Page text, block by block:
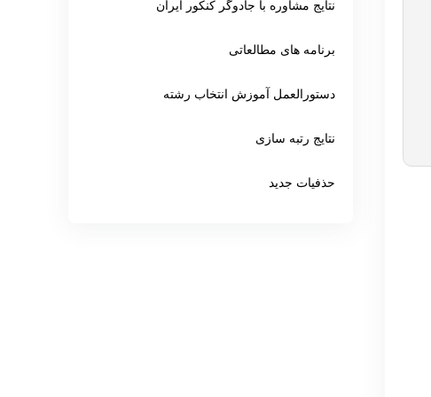
نتایج مشاوره با جادوگر کنکور ایران
برنامه های مطالعاتی
دستورالعمل آموزش انتخاب رشته
نتایج رتبه سازی
حذفیات جدید